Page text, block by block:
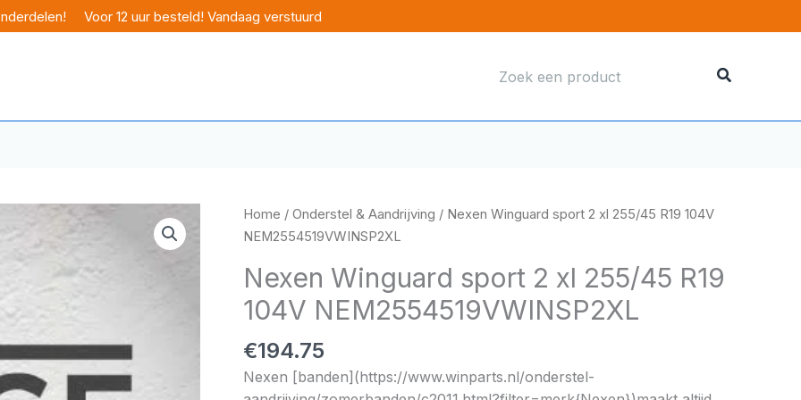
Voor 12 uur besteld! Vandaag verstuurd
naar:
Home / Onderstel & Aandrijving / Nexen Winguard sport 2 xl 255/45 R19 104V
NEM2554519VWINSP2XL
Nexen Winguard sport 2 xl 255/45 R19
104V NEM2554519VWINSP2XL
€194.75
Nexen [banden](https://www.winparts.nl/onderstel-